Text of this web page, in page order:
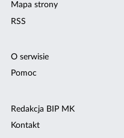
Mapa strony
RSS
O serwisie
Pomoc
Redakcja BIP MK
Kontakt